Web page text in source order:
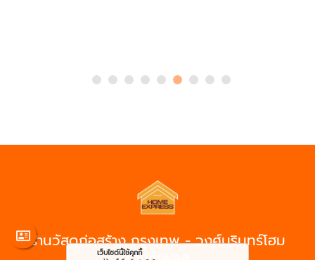
ร้านวัสดุก่อสร้าง กรุงเทพ - วงศ์นรินทร์โฮม
เว็บไซต์นี้ใช้คุกกี้